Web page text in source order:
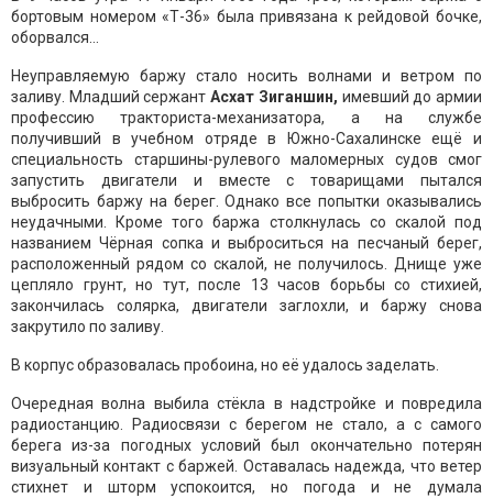
бортовым номером «Т-36» была привязана к рейдовой бочке,
оборвался…
Неуправляемую баржу стало носить волнами и ветром по
заливу. Младший сержантАсхат Зиганшин, имевший до армии
профессию тракториста-механизатора, а на службе
получивший в учебном отряде в Южно-Сахалинске ещё и
специальность старшины-рулевого маломерных судов смог
запустить двигатели и вместе с товарищами пытался
выбросить баржу на берег. Однако все попытки оказывались
неудачными. Кроме того баржа столкнулась со скалой под
названием Чёрная сопка и выброситься на песчаный берег,
расположенный рядом со скалой, не получилось. Днище уже
цепляло грунт, но тут, после 13 часов борьбы со стихией,
закончилась солярка, двигатели заглохли, и баржу снова
закрутило по заливу.
В корпус образовалась пробоина, но её удалось заделать.
Очередная волна выбила стёкла в надстройке и повредила
радиостанцию. Радиосвязи с берегом не стало, а с самого
берега из-за погодных условий был окончательно потерян
визуальный контакт с баржей. Оставалась надежда, что ветер
стихнет и шторм успокоится, но погода и не думала